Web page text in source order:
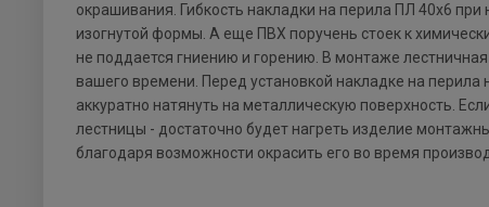
окрашивания. Гибкость накладки на перила ПЛ 40х6
изогнутой формы. А еще ПВХ поручень стоек к
не поддается гниению и горению. В монтаже
вашего времени. Перед установкой накладке на
аккуратно натянуть на металлическую поверхность.
лестницы - достаточно будет нагреть изделие
благодаря возможности окрасить его во время